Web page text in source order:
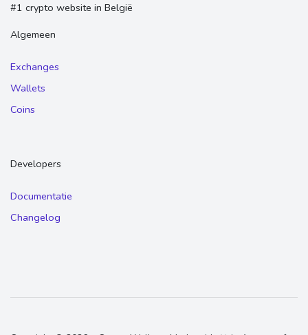
#1 crypto website in België
Algemeen
Exchanges
Wallets
Coins
Developers
Documentatie
Changelog